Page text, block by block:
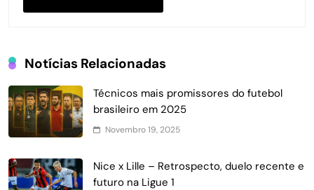
Notícias Relacionadas
Técnicos mais promissores do futebol
brasileiro em 2025
Novembro 19, 2025
Nice x Lille – Retrospecto, duelo recente e
futuro na Ligue 1